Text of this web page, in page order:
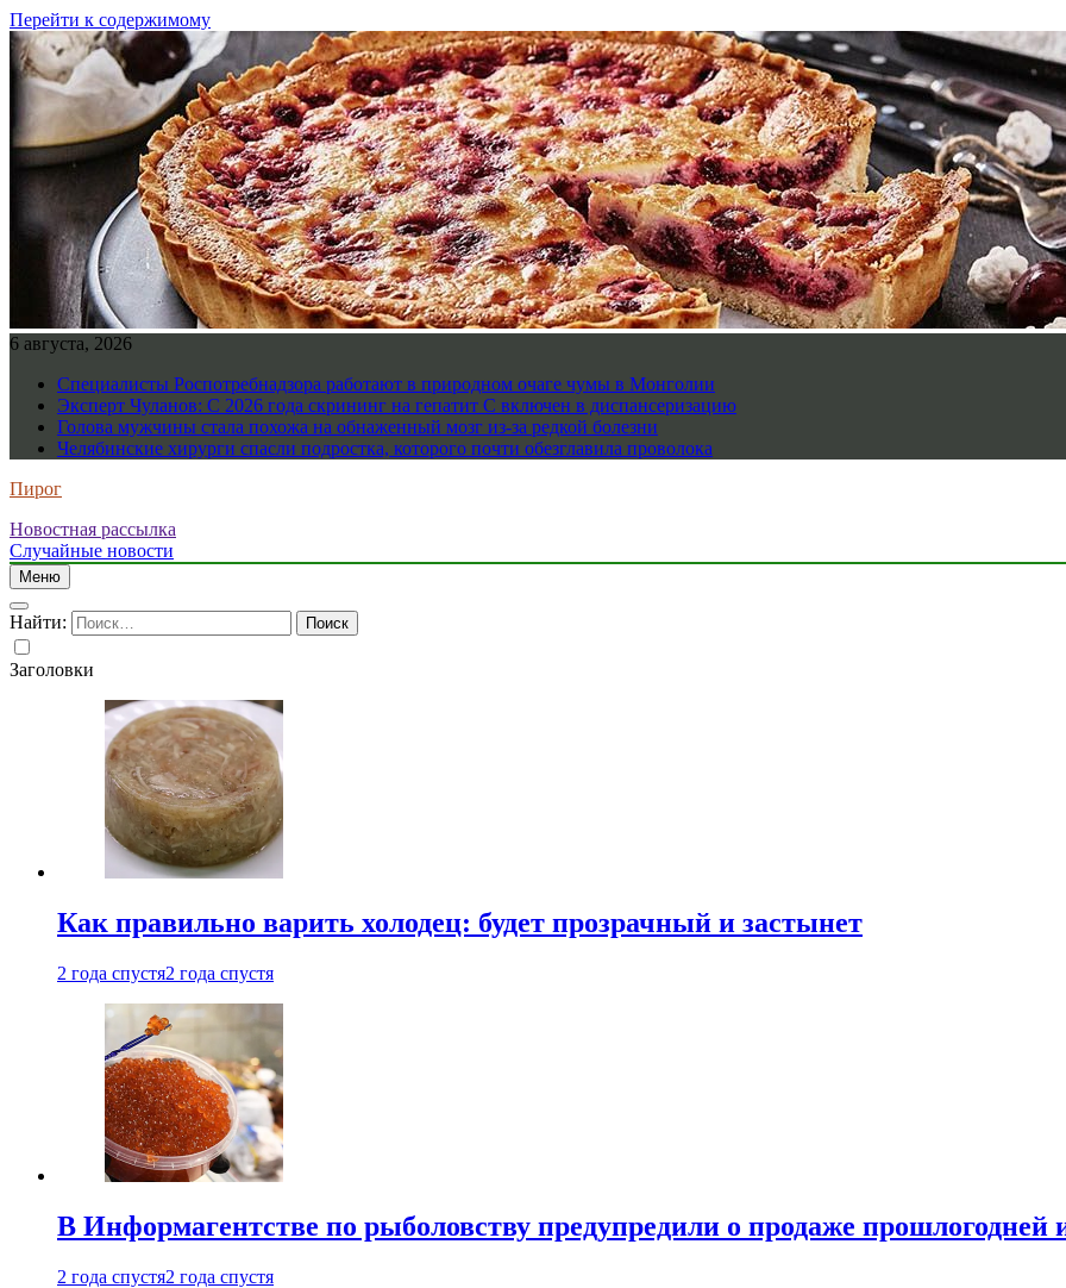
Перейти к содержимому
6 августа, 2026
Специалисты Роспотребнадзора работают в природном очаге чумы в Монголии
Эксперт Чуланов: С 2026 года скрининг на гепатит С включен в диспансеризацию
Голова мужчины стала похожа на обнаженный мозг из-за редкой болезни
Челябинские хирурги спасли подростка, которого почти обезглавила проволока
Пирог
Новостная рассылка
Случайные новости
Меню
Найти:
Заголовки
Как правильно варить холодец: будет прозрачный и застынет
2 года спустя2 года спустя
В Информагентстве по рыболовству предупредили о продаже прошлогодней
2 года спустя2 года спустя